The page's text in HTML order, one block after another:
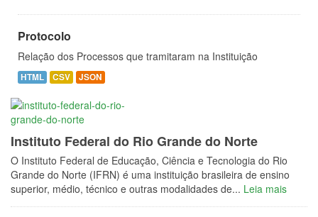
Protocolo
Relação dos Processos que tramitaram na Instituição
HTML CSV JSON
Instituto Federal do Rio Grande do Norte
O Instituto Federal de Educação, Ciência e Tecnologia do Rio
Grande do Norte (IFRN) é uma instituição brasileira de ensino
superior, médio, técnico e outras modalidades de... Leia mais